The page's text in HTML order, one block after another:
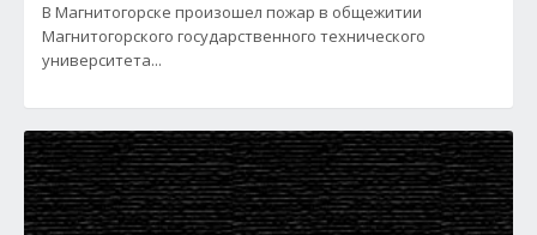
В Магнитогорске произошел пожар в общежитии
Магнитогорского государственного технического
университета...